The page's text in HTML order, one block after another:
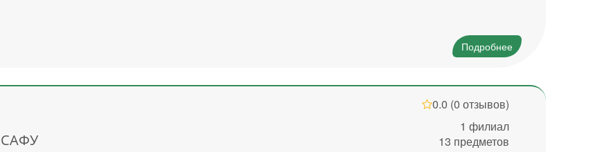
Подробнее
0.0 (0 отзывов)
1 филиал
13 предметов
САФУ